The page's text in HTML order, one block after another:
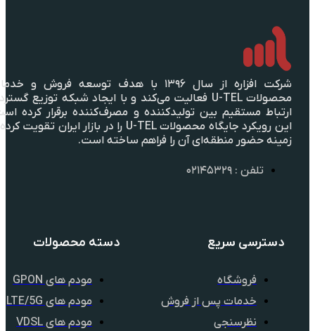
شرکت افزاره از سال ۱۳۹۶ با هدف توسعه فروش و خدمات
محصولات U-TEL فعالیت می‌کند و با ایجاد شبکه توزیع گسترده،
ارتباط مستقیم بین تولیدکننده و مصرف‌کننده برقرار کرده است؛
این رویکرد جایگاه محصولات U-TEL را در بازار ایران تقویت کرده و
زمینه حضور منطقه‌ای آن را فراهم ساخته است.
تلفن : ۰۲۱۴۵۳۲۹
دسترسی سریع
فروشگاه
خدمات پس از فروش
نظرسنجی
دسته محصولات
مودم های GPON
مودم های LTE/5G
مودم های VDSL